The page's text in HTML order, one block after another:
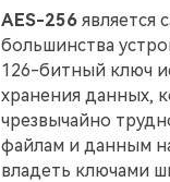
AES-256является
большинства
126-битный ключ
хранения данных,
чрезвычайно
файлам и данным
владеть ключами